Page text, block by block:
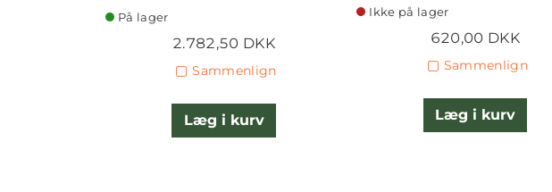
På lager
2.782,50 DKK
Sammenlign
Læg i kurv
Ikke på lager
620,00 DKK
Sammenlign
Læg i kurv